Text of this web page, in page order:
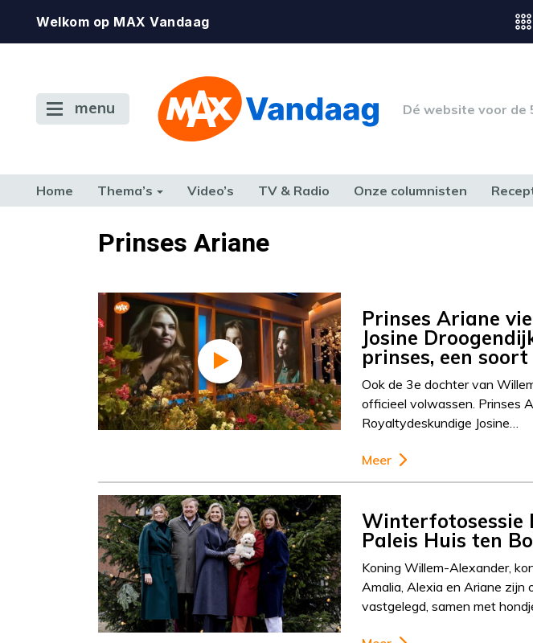
Welkom op MAX Vandaag
menu Dé website voor de
Home Thema’s Video’s TV & Radio Onze columnisten
TERUG NAAR TOENPrinses Ariane
Prinses Ariane
Josine
prinses, een
Ook de 3e dochter van
officieel volwassen. Prinses
Royaltydeskundige Josine…
Meer
Winterfotosessie
Paleis Huis ten
Koning Willem-Alexander,
Amalia, Alexia en Ariane zijn
vastgelegd, samen met